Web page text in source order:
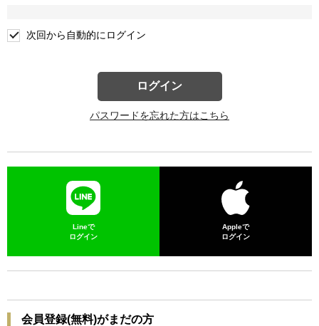
次回から自動的にログイン
ログイン
パスワードを忘れた方はこちら
Lineで
ログイン
Appleで
ログイン
会員登録(無料)がまだの方